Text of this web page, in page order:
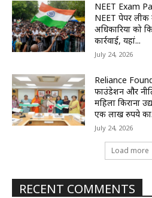
NEET Exam
NEET पेपर
अधिकारियों को
कार्रवाई, यहां...
July 24, 2026
Reliance
फाउंडेशन और
महिला किराना
एक लाख रुपये
July 24, 2026
Load more
RECENT COMMENTS